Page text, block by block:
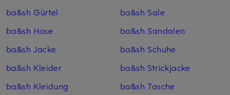
ba&sh Gürtel
ba&sh Hose
ba&sh Jacke
ba&sh Kleider
ba&sh Kleidung
ba&sh Sale
ba&sh Sandalen
ba&sh Schuhe
ba&sh Strickjacke
ba&sh Tasche